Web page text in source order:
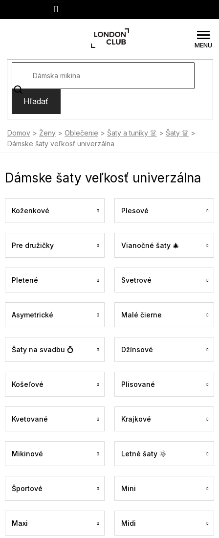
Hľadať
Domov Ženy Oblečenie Šaty a tuniky 👗
Šaty 👗
Dámske šaty veľkosť univerzálna
Dámske šaty veľkosť univerzálna
Koženkové Plesové
Pre družičky Vianočné šaty 🎄
Pletené Svetrové
Asymetrické Malé čierne
Šaty na svadbu 💍 Džínsové
Košeľové Plisované
Kvetované Krajkové
Mikinové Letné šaty 🌞
Športové Mini
Maxi Midi